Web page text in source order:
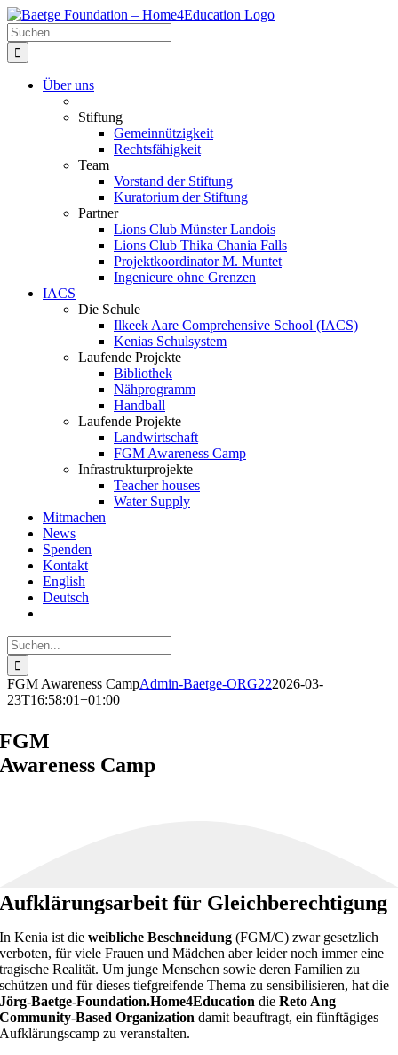
Zum
Inhalt
springen
Suche
nach:
Über uns
Stiftung
Gemeinnützigkeit
Rechtsfähigkeit
Team
Vorstand der Stiftung
Kuratorium der Stiftung
Partner
Lions Club Münster Landois
Lions Club Thika Chania Falls
Projektkoordinator M. Muntet
Ingenieure ohne Grenzen
IACS
Die Schule
Ilkeek Aare Comprehensive School (IACS)
Kenias Schulsystem
Laufende Projekte
Bibliothek
Nähprogramm
Handball
Laufende Projekte
Landwirtschaft
FGM Awareness Camp
Infrastrukturprojekte
Teacher houses
Water Supply
Mitmachen
News
Spenden
Kontakt
English
Deutsch
Suche
nach:
FGM Awareness CampAdmin-Baetge-ORG222026-03-
23T16:58:01+01:00
FGM
Awareness Camp
Aufklärungsarbeit für Gleichberechtigung
In Kenia ist dieweibliche Beschneidung (FGM/C) zwar gesetzlich
verboten, für viele Frauen und Mädchen aber leider noch immer eine
tragische Realität. Um junge Menschen sowie deren Familien zu
schützen und für dieses tiefgreifende Thema zu sensibilisieren, hat die
Jörg-Baetge-Foundation.Home4Education dieReto Ang
Community-Based Organization damit beauftragt, ein fünftägiges
Aufklärungscamp zu veranstalten.